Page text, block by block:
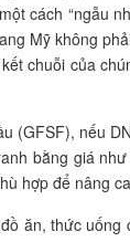
cách “ngẫu
Mỹ không
chuỗi của
(GFSF), nếu
bằng giá
hợp để nâng
ăn, thức